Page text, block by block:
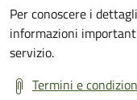
Per conoscere i
informazioni
servizio.
Termini e